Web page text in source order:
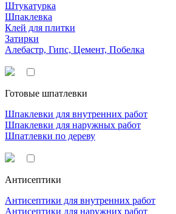
Штукатурка
Шпаклевка
Клей для плитки
Затирки
Алебастр, Гипс, Цемент, Побелка
Готовые шпатлевки
Шпаклевки для внутренних работ
Шпаклевки для наружных работ
Шпатлевки по дереву
Антисептики
Антисептики для внутренних работ
Антисептики для наружних работ